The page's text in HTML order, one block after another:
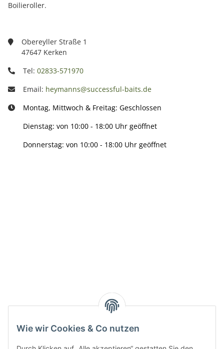
Wie wir Cookies & Co nutzen
Boilieroller.
Obereyller Straße 1
47647 Kerken
Tel: 02833-571970
Email: heymanns@successful-baits.de
Montag, Mittwoch & Freitag: Geschlossen
Dienstag: von 10:00 - 18:00 Uhr geöffnet
Donnerstag: von 10:00 - 18:00 Uhr geöffnet